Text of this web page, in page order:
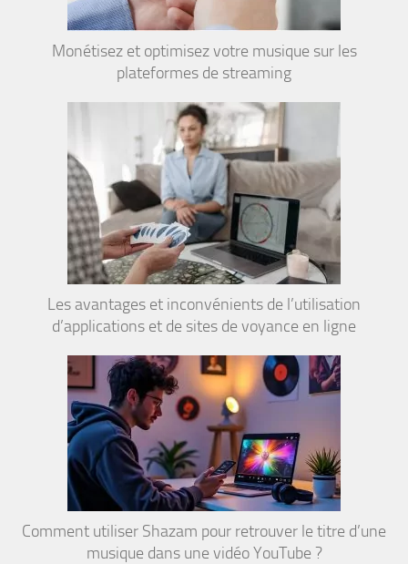
Monétisez et optimisez votre musique sur les
plateformes de streaming
Les avantages et inconvénients de l’utilisation
d’applications et de sites de voyance en ligne
Comment utiliser Shazam pour retrouver le titre d’une
musique dans une vidéo YouTube ?